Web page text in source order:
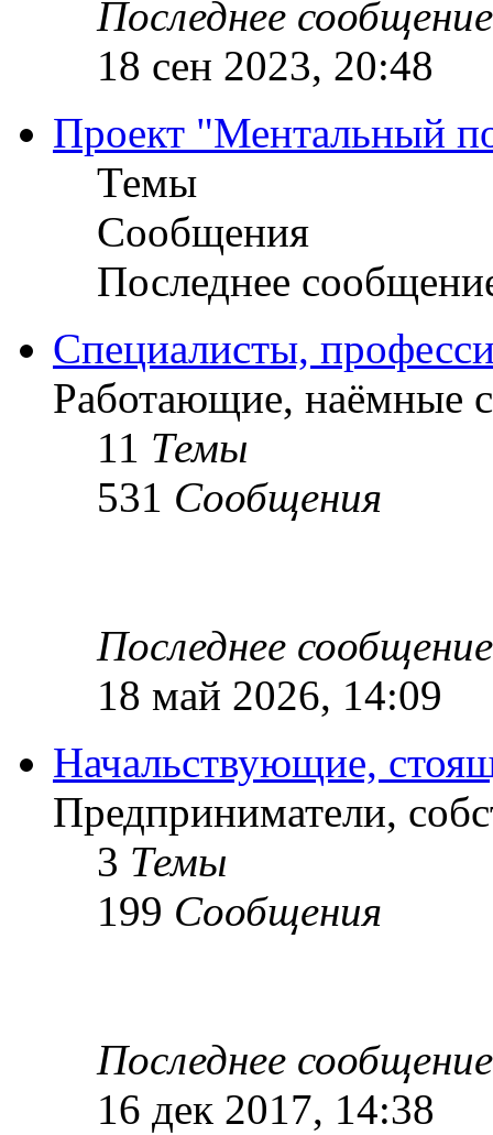
Последнее сообщение
18 сен 2023, 20:48
Проект "Ментальный
Темы
Сообщения
Последнее
Специалисты,
Работающие, наёмные
11 Темы
531 Сообщения
Последнее сообщение
18 май 2026, 14:09
Начальствующие,
Предприниматели,
3 Темы
199 Сообщения
Последнее сообщение
16 дек 2017, 14:38